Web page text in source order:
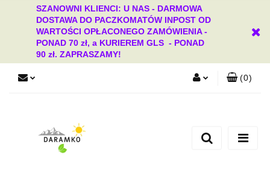
SZANOWNI KLIENCI: U NAS - DARMOWA
DOSTAWA DO PACZKOMATÓW INPOST OD
WARTOŚCI OPŁACONEGO ZAMÓWIENIA -
PONAD 70 zł, a KURIEREM GLS - PONAD
90 zł. ZAPRASZAMY!
Dodaj zgłoszenie
(0)